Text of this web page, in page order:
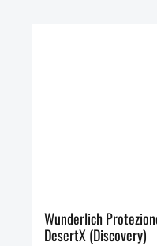
Wunderlich
DesertX (Discovery)